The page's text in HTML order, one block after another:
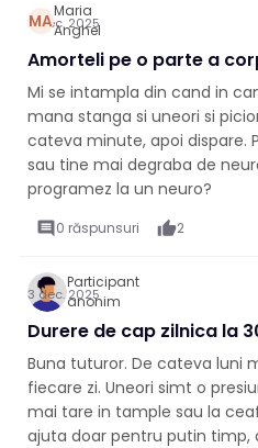
MAMaria
Anghel
3 dec. 2025
Amorteli pe o parte a
Mi se intampla din cand in
mana stanga si uneori si
cateva minute, apoi dispare.
sau tine mai degraba de
programez la un neuro?
comment 0 răspunsuri thumb_up2
Participant
anonim
3 dec. 2025
Durere de cap zilnica la
Buna tuturor. De cateva luni
fiecare zi. Uneori simt o
mai tare in tample sau la
ajuta doar pentru putin timp,